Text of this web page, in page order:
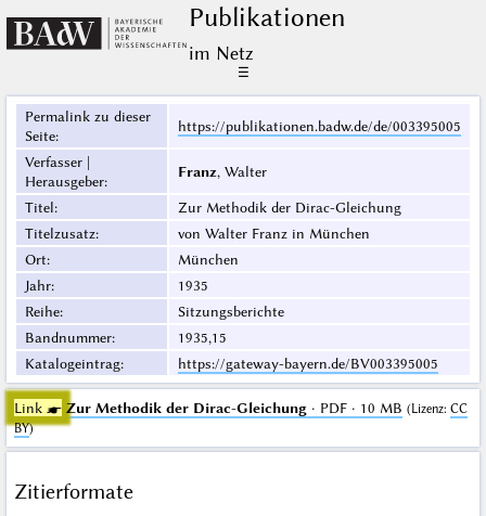
Publikationen
im Netz
☰
Permalink zu dieser
Seite:
https://publikationen.badw.de/de/003395005
Verfasser |
Herausgeber:
Franz, Walter
Titel:
Zur Methodik der Dirac-Gleichung
Titelzusatz:
von Walter Franz in München
Ort:
München
Jahr:
1935
Reihe:
Sitzungsberichte
Bandnummer:
1935,15
Katalogeintrag: https://gateway-bayern.de/BV003395005
Link ☛ Zur Methodik der Dirac-Gleichung· PDF · 10 MB (Lizenz: CC
BY)
Zitierformate